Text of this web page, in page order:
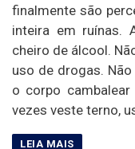
finalmente são
inteira em ruínas.
cheiro de álcool.
uso de drogas.
o corpo
vezes veste terno,